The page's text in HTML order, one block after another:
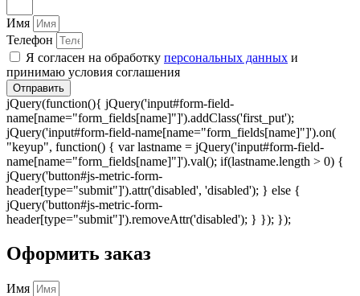
Имя
Телефон
Я согласен на обработку персональных данных и
принимаю условия соглашения
Отправить
jQuery(function(){ jQuery('input#form-field-
name[name="form_fields[name]"]').addClass('first_put');
jQuery('input#form-field-name[name="form_fields[name]"]').on(
"keyup", function() { var lastname = jQuery('input#form-field-
name[name="form_fields[name]"]').val(); if(lastname.length > 0) {
jQuery('button#js-metric-form-
header[type="submit"]').attr('disabled', 'disabled'); } else {
jQuery('button#js-metric-form-
header[type="submit"]').removeAttr('disabled'); } }); });
Оформить заказ
Имя